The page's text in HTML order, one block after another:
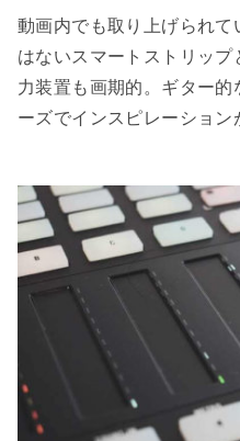
動画内でも取り上げられ
はないスマートストリッ
力装置も画期的。ギター
ーズでインスピレーション